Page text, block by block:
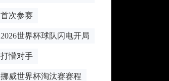
首次参赛
2026世界杯球队闪电开局
打懵对手
挪威世界杯淘汰赛赛程